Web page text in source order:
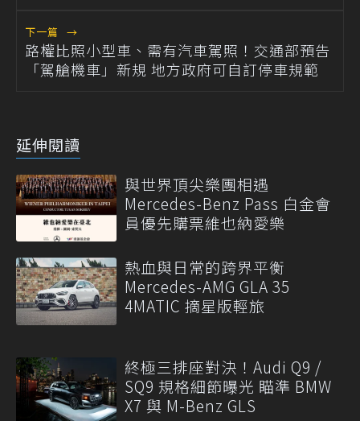
下一篇 →
路權比照小型車、需有汽車駕照！交通部預告
「駕艙機車」新規 地方政府可自訂停車規範
延伸閱讀
與世界頂尖樂團相遇
Mercedes-Benz Pass 白金會
員優先購票維也納愛樂
熱血與日常的跨界平衡
Mercedes-AMG GLA 35
4MATIC 摘星版輕旅
終極三排座對決！Audi Q9 /
SQ9 規格細節曝光 瞄準 BMW
X7 與 M-Benz GLS